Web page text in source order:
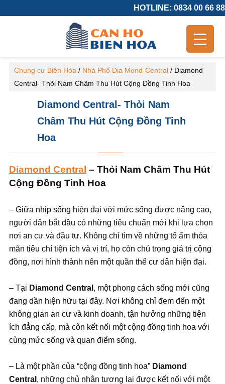
HOTLINE: 0834 00 66 88
Chung cư Biên Hòa / Nhà Phố Dia Mond-Central/ Diamond
Central- Thỏi Nam Châm Thu Hút Cộng Đồng Tinh Hoa
Diamond Central- Thỏi Nam
Châm Thu Hút Cộng Đồng Tinh
Hoa
Diamond Central – Thỏi Nam Châm Thu Hút
Cộng Đồng Tinh Hoa
– Giữa nhịp sống hiện đại với mức sống được nâng cao,
người dân bắt đầu có những tiêu chuẩn mới khi lựa chọn
nơi an cư và đầu tư. Không chỉ tìm về những tổ ấm thỏa
mãn tiêu chí tiện ích và vị trí, họ còn chú trọng giá trị cộng
đồng, nơi hình thành nên một quần thể cư dân hiện đại.
– Tại Diamond Central , một phong cách sống mới cũng
đang dần hiện hữu tại đây. Nơi không chỉ đem đến một
không gian an cư và kinh doanh, tận hưởng những tiện
ích đẳng cấp, mà còn kết nối một cộng đồng tinh hoa với
cùng mức sống và quan điểm sống.
– Là một phần của “cộng đồng tinh hoa” Diamond
Central , những chủ nhân tương lai được kết nối với một